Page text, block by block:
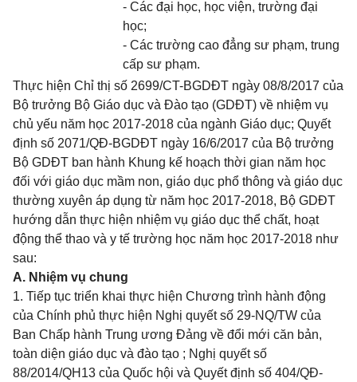
- Các đại học, học viện, trường đại
học;
- Các trường cao đẳng sư phạm, trung
cấp sư phạm.
Thực hiện Chỉ thị số 2699/CT-BGDĐT ngày 08/8/2017 của
Bộ trưởng Bộ Giáo dục và Đào tạo (GDĐT) về nhiệm vụ
chủ yếu năm học 2017-2018 của ngành Giáo dục; Quyết
định số 2071/QĐ-BGDĐT ngày 16/6/2017 của Bộ trưởng
Bộ GDĐT ban hành Khung kế hoạch thời gian năm học
đối với giáo dục mầm non, giáo dục phổ thông và giáo dục
thường xuyên áp dụng từ năm học 2017-2018, Bộ GDĐT
hướng dẫn thực hiện nhiệm vụ giáo dục thể chất, hoạt
động thể thao và y tế trường học năm học 2017-2018 như
sau:
A. Nhiệm vụ chung
1. Tiếp tục triển khai thực hiện Chương trình hành động
của Chính phủ thực hiện Nghị quyết số 29-NQ/TW của
Ban Chấp hành Trung ương Đảng về đổi mới căn bản,
toàn diện giáo dục và đào tạo ; Nghị quyết số
88/2014/QH13 của Quốc hội và Quyết định số 404/QĐ-